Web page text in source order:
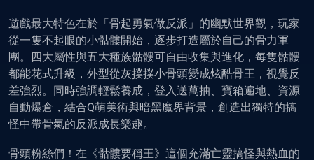
遊戲最大特色在於「骨起勇氣做反派」的幽默世界觀，玩家
從一隻不起眼的小骷髏開始，逐步打造屬於自己的骨力軍
團。四大屬性與五大種族骷髏可自由收集與進化，每隻骷髏
都能花式升級，外型從灰撲撲小骨頭變成炫酷骨王，視覺反
差強烈。同時強調輕鬆養成，登入送萬抽、寶箱遍地、資源
自動爆倉，結合Q萌美術與暗黑魔界背景，創造出獨特的搞
怪中帶骨氣的反派成長樂趣。
骨頭粉絲們！在《骷髏要稱王》這個充滿亡靈搞怪與熱血的